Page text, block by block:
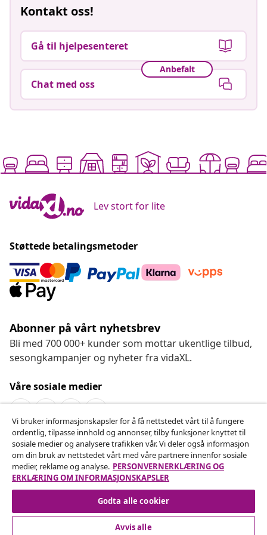
Kontakt oss!
Gå til hjelpesenteret
Anbefalt
Chat med oss
Lev stort for lite
Støttede betalingsmetoder
Abonner på vårt nyhetsbrev
Bli med 700 000+ kunder som mottar ukentlige tilbud,
sesongkampanjer og nyheter fra vidaXL.
Våre sosiale medier
Angre på kontrakten
Send inn en angrerett for bestillingen din.
Angre på kontrakten
Vi bruker informasjonskapsler for å få nettstedet vårt til å fungere
ordentlig, tilpasse innhold og annonser, tilby funksjoner knyttet til
sosiale medier og analysere trafikken vår. Vi deler også informasjon
om din bruk av nettstedet vårt med våre partnere innenfor sosiale
medier, reklame og analyse. PERSONVERNERKLÆRING OG
ERKLÆRING OM INFORMASJONSKAPSLER
Godta alle cookier
Avvis alle